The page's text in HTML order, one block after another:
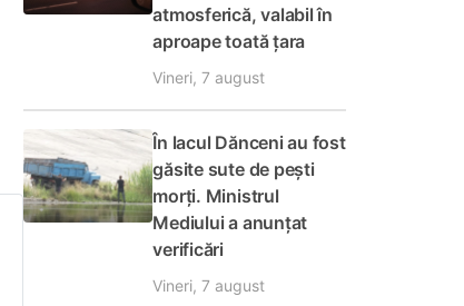
atmosferică, valabil în
aproape toată țara
Vineri, 7 august
În lacul Dănceni au fost
găsite sute de pești
morți. Ministrul
Mediului a anunțat
verificări
Vineri, 7 august